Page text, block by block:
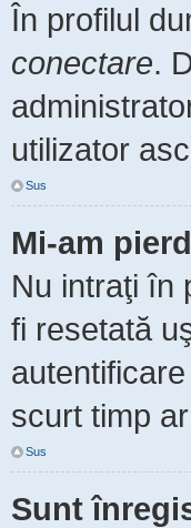
În profilul
conectare.
utilizator
Sus
Mi-am
Nu intraţi în
fi resetată
scurt timp
Sus
Sunt